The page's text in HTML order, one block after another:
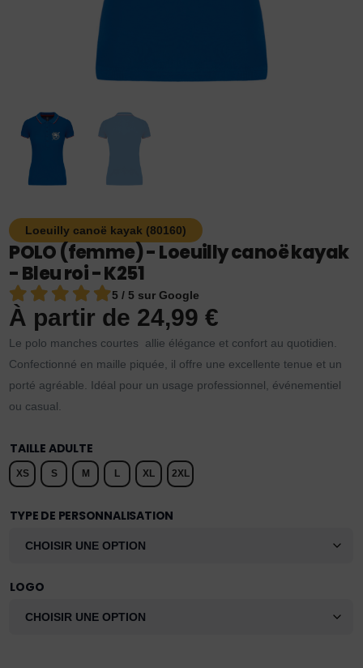
Loeuilly canoë kayak (80160)
POLO (femme) - Loeuilly canoë kayak
- Bleu roi - K251
5 / 5 sur Google
À partir de 24,99€
Le polo manches courtes allie élégance et confort au quotidien.
Confectionné en maille piquée, il offre une excellente tenue et un
porté agréable. Idéal pour un usage professionnel, événementiel
ou casual.
TAILLE ADULTE
XS S M L XL 2XL
TYPE DE PERSONNALISATION
LOGO